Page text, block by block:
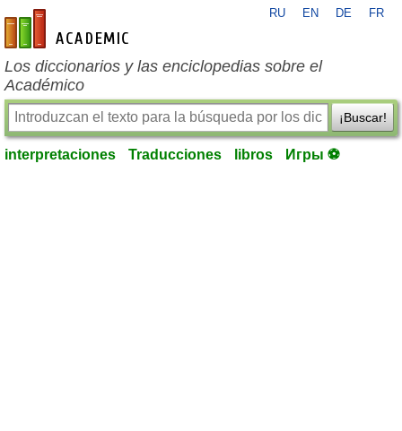
es-academic.com
RU EN DE FR
Los diccionarios y las enciclopedias sobre el
Académico
¡Buscar!
interpretaciones Traducciones libros Игры ⚽